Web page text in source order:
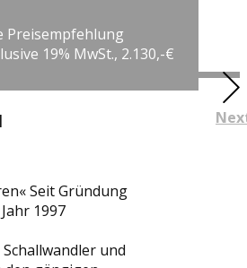
Preisempfehlung
19% MwSt., 2.130,-€
Seit Gründung
1997
und